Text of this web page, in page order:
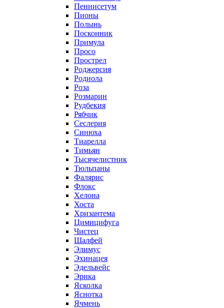
Пеннисетум
Пионы
Полынь
Посконник
Примула
Просо
Прострел
Роджерсия
Родиола
Роза
Розмарин
Рудбекия
Рябчик
Сеслерия
Синюха
Тиарелла
Тимьян
Тысячелистник
Тюльпаны
Фалярис
Флокс
Хелона
Хоста
Хризантема
Цимицифуга
Чистец
Шалфей
Элимус
Эхинацея
Эдельвейс
Эрика
Ясколка
Яснотка
Ячмень